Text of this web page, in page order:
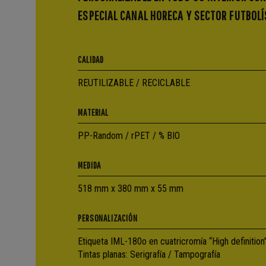
ESPECIAL CANAL HORECA Y SECTOR
CALIDAD
REUTILIZABLE / RECICLABLE
MATERIAL
PP-Random / rPET / % BIO
MEDIDA
518 mm x 380 mm x 55 mm
PERSONALIZACIÓN
Etiqueta IML-180o en cuatricromía “High definition”
Tintas planas: Serigrafía / Tampografía